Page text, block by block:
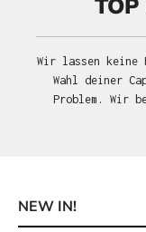
TOP
Wir lassen keine
Wahl deiner
Problem. Wir
NEW IN!